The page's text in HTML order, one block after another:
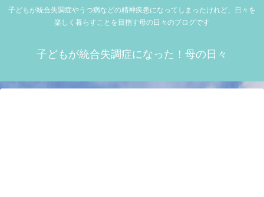
子どもが統合失調症やうつ病などの精神疾患になってしまったけれど、日々を
楽しく暮らすことを目指す母の日々のブログです
子どもが統合失調症になった！母の日々